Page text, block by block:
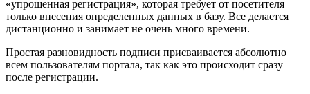
«упрощенная регистрация», которая требует от посетителя
только внесения определенных данных в базу. Все делается
дистанционно и занимает не очень много времени.
Простая разновидность подписи присваивается абсолютно
всем пользователям портала, так как это происходит сразу
после регистрации.